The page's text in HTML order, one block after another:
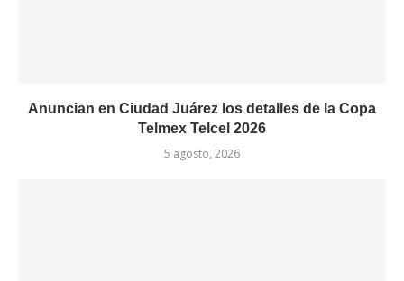
Anuncian en Ciudad Juárez los detalles de la Copa
Telmex Telcel 2026
5 agosto, 2026